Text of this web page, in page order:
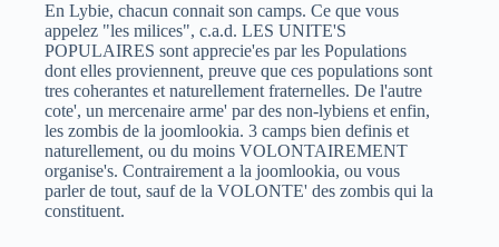
En Lybie, chacun connait son camps. Ce que vous
appelez "les milices", c.a.d. LES UNITE'S
POPULAIRES sont apprecie'es par les Populations
dont elles proviennent, preuve que ces populations sont
tres coherantes et naturellement fraternelles. De l'autre
cote', un mercenaire arme' par des non-lybiens et enfin,
les zombis de la joomlookia. 3 camps bien definis et
naturellement, ou du moins VOLONTAIREMENT
organise's. Contrairement a la joomlookia, ou vous
parler de tout, sauf de la VOLONTE' des zombis qui la
constituent.